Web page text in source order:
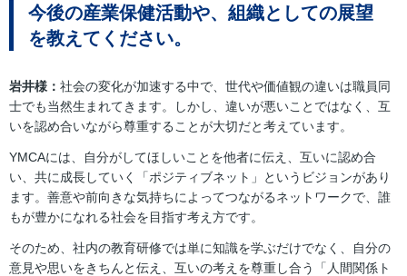
今後の産業保健活動や、組織としての展望
を教えてください。
岩井様： 社会の変化が加速する中で、世代や価値観の違いは職員同
士でも当然生まれてきます。しかし、違いが悪いことではなく、互
いを認め合いながら尊重することが大切だと考えています。
YMCAには、自分がしてほしいことを他者に伝え、互いに認め合
い、共に成長していく「ポジティブネット」というビジョンがあり
ます。善意や前向きな気持ちによってつながるネットワークで、誰
もが豊かになれる社会を目指す考え方です。
そのため、社内の教育研修では単に知識を学ぶだけでなく、自分の
意見や思いをきちんと伝え、互いの考えを尊重し合う「人間関係ト